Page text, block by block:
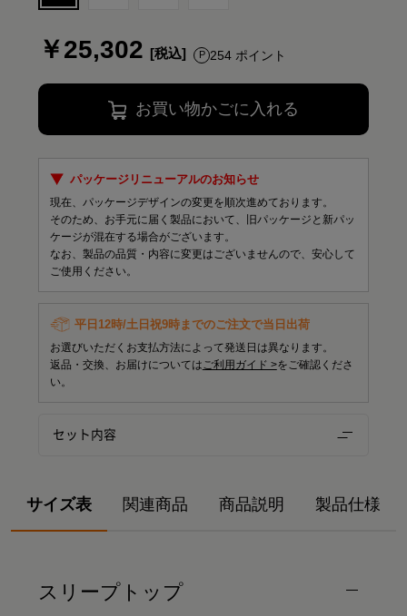
￥25,302 254 ポイント
お買い物かごに入れる
パッケージリニューアルのお知らせ
現在、パッケージデザインの変更を順次進めております。
そのため、お手元に届く製品において、旧パッケージと新パッ
ケージが混在する場合がございます。
なお、製品の品質・内容に変更はございませんので、安心して
ご使用ください。
平日12時/土日祝9時までのご注文で当日出荷
お選びいただくお支払方法によって発送日は異なります。
返品・交換、お届けについてはご利用ガイド >をご確認くださ
い。
セット内容
サイズ表 関連商品 商品説明 製品仕様
スリープトップ